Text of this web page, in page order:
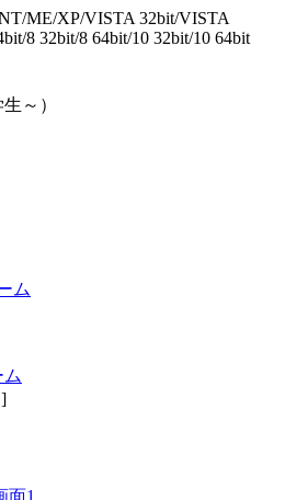
ME/XP/VISTA 32bit/VISTA
8 32bit/8 64bit/10 32bit/10 64bit
～）
ム